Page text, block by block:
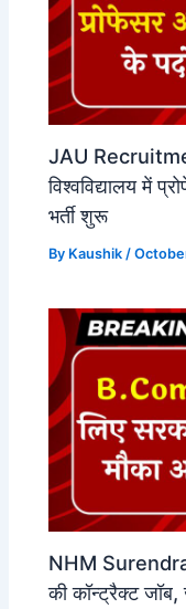
JAU
विश्वविद्यालय में
भर्ती शुरू
By Kaushik /
NHM
की कॉन्ट्रैक्ट जॉब,